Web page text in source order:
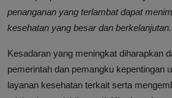
penanganan yang terlambat dapat
kesehatan yang besar dan berkelanjutan.
Kesadaran yang meningkat diharapkan
pemerintah dan pemangku kepentingan
layanan kesehatan terkait serta